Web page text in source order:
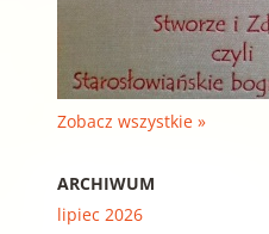
Zobacz wszystkie »
ARCHIWUM
lipiec 2026